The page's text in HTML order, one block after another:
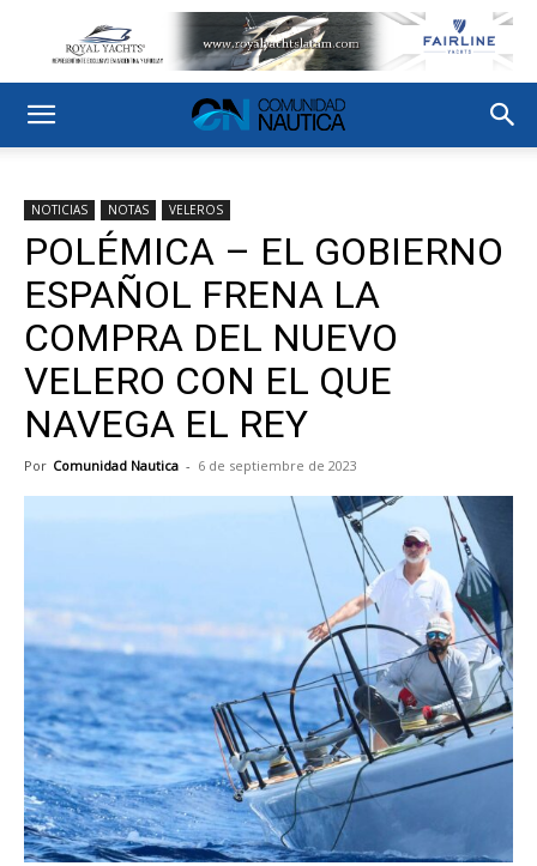
NOTICIAS NOTAS VELEROS
POLÉMICA – EL GOBIERNO
ESPAÑOL FRENA LA
COMPRA DEL NUEVO
VELERO CON EL QUE
NAVEGA EL REY
Por Comunidad Nautica - 6 de septiembre de 2023